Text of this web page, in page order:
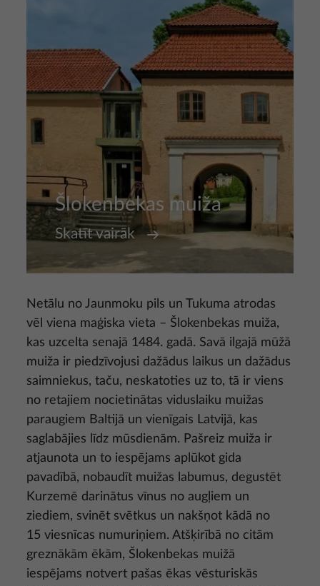
Šlokenbekas muiža
Skatīt vairāk
Netālu no Jaunmoku pils un Tukuma atrodas
vēl viena maģiska vieta – Šlokenbekas muiža,
kas uzcelta senajā 1484. gadā. Savā ilgajā mūžā
muiža ir piedzīvojusi dažādus laikus un dažādus
saimniekus, taču, neskatoties uz to, tā ir viens
no retajiem nocietinātas viduslaiku muižas
paraugiem Baltijā un vienīgais Latvijā, kas
saglabājies līdz mūsdienām. Pašreiz muiža ir
atjaunota un to iespējams aplūkot gida
pavadībā, nobaudīt muižas labumus, degustēt
Kurzemē darinātus vīnus no augļiem un
ziediem, svinēt svētkus un nakšņot kādā no
15 viesnīcas numuriņiem. Atšķirībā no citām
greznākām ēkām, Šlokenbekas muižā
iespējams notvert pašas ēkas vēsturiskās